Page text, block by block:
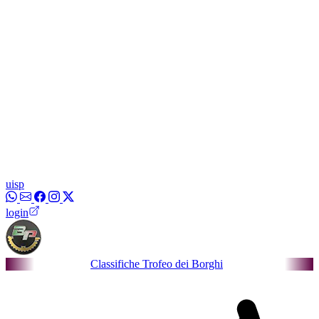
uisp
login
Classifiche Trofeo dei Borghi